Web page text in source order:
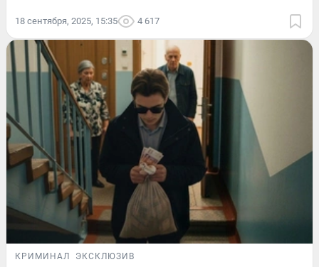
18 сентября, 2025, 15:35 4 617
КРИМИНАЛ ЭКСКЛЮЗИВ